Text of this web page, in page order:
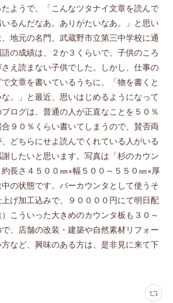
ようで、「こんなツタナイ文章を読んで
るんだなあ。ありがたいなあ。」と思い
地元の名門、武蔵野市立第三中学校に通
の成績は、２か３くらいで、子供のころ
え読まない子供でした。しかし、仕事の
文章を書いているうちに、「物を書くと
。」と最近、思いはじめるようになって
ログは、普通の人が正直なことを５０％
９０％くらい書いてしまうので、賛否両
どちらにせよ読んでくれている人がいる
したいと思います。写真は「杉のカウン
長さ４５００㎜×幅５００～５５０㎜×厚
の状態です。バーカウンタとして使うそ
げ加工込みで、９００００円にて明日配
こういった大きめのカウンタ板も３０～
、店舗の改装・建築や自然素材リフォー
など、興味のある方は、是非見に来て下